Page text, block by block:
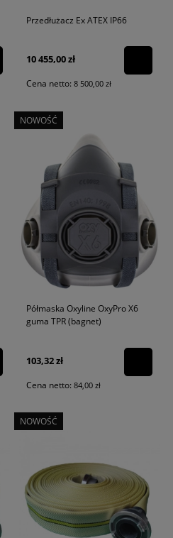
Przedłużacz Ex ATEX IP66
10 455,00 zł
Cena netto: 8 500,00 zł
Półmaska Oxyline OxyPro X6
guma TPR (bagnet)
103,32 zł
Cena netto: 84,00 zł
NOWOŚĆ
NOWOŚĆ